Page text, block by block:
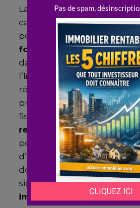
La Société Civile
cadre juridique
pour la gestion et l’
fonciers
. L’un des
dans la possibilité d’opter
l’impôt sur les sociétés (IS),
révéler plus bénéfique
propriétaires en fonction
fiscale. De fait, sous le
revenus
sont imposés à un
potentiellement inférieur
d’imposition d’un individu.
donc représenter une
significative pour les
immobiliers
locatifs.